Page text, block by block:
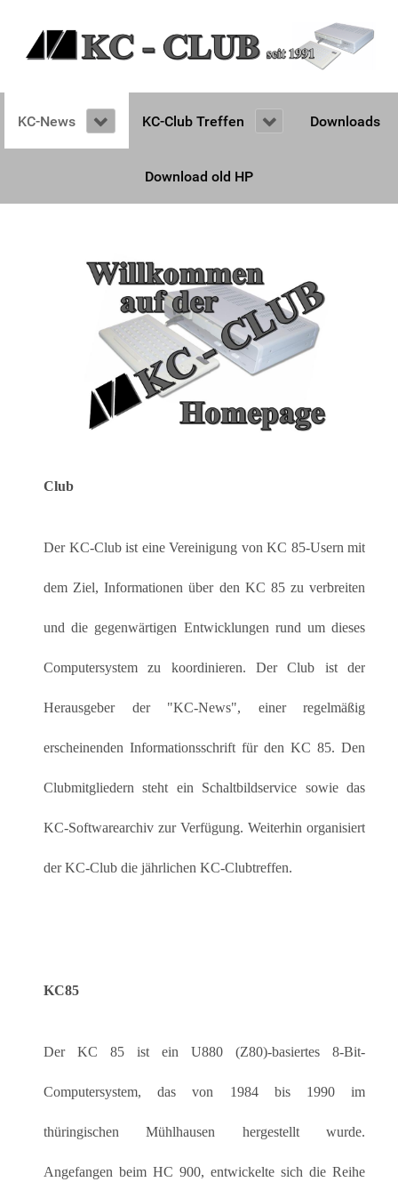
KC-News KC-Club Treffen Downloads
Download old HP
Club
Der KC-Club ist eine Vereinigung von KC 85-Usern mit
dem Ziel, Informationen über den KC 85 zu verbreiten
und die gegenwärtigen Entwicklungen rund um dieses
Computersystem zu koordinieren. Der Club ist der
Herausgeber der "KC-News", einer regelmäßig
erscheinenden Informationsschrift für den KC 85. Den
Clubmitgliedern steht ein Schaltbildservice sowie das
KC-Softwarearchiv zur Verfügung. Weiterhin organisiert
der KC-Club die jährlichen KC-Clubtreffen.
KC85
Der KC 85 ist ein U880 (Z80)-basiertes 8-Bit-
Computersystem, das von 1984 bis 1990 im
thüringischen Mühlhausen hergestellt wurde.
Angefangen beim HC 900, entwickelte sich die Reihe